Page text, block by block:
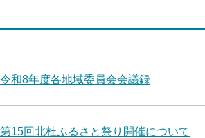
令和8年度各地域委員会会議録
第15回北杜ふるさと祭り開催について